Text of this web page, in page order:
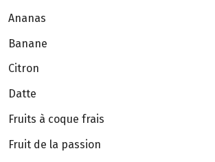
Ananas
Banane
Citron
Datte
Fruits à coque frais
Fruit de la passion